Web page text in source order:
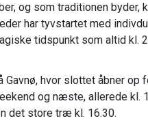
og som traditionen byder,
har tyvstartet med
tidspunkt som altid kl.
hvor slottet åbner op
og næste, allerede kl.
det store træ kl. 16.30.